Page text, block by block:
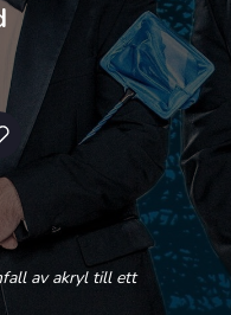
av akryl till ett